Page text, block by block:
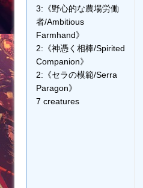
3:《野心的な農場労働
者/Ambitious
Farmhand》
2:《神憑く相棒/Spirited
Companion》
2:《セラの模範/Serra
Paragon》
7 creatures